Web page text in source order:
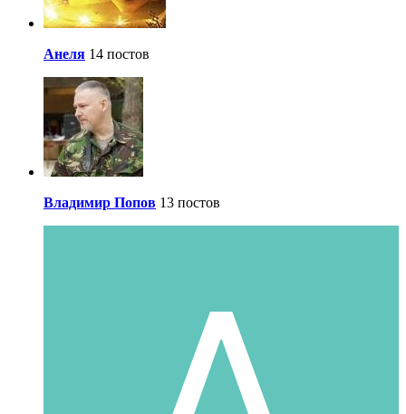
Анеля 14 постов
Владимир Попов 13 постов